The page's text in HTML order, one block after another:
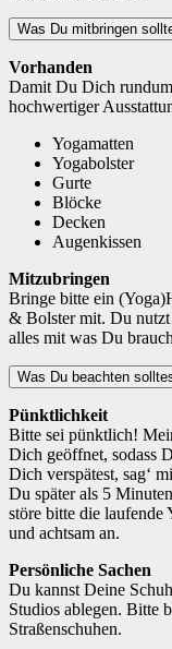
Was Du mitbringen
Vorhanden
Damit Du Dich
hochwertiger
Yogamatten
Yogabolster
Gurte
Blöcke
Decken
Augenkissen
Mitzubringen
Bringe bitte ein
& Bolster mit. Du nutzt
alles mit was Du
Was Du beachten
Pünktlichkeit
Bitte sei pünktlich!
Dich geöffnet, sodass
Dich verspätest, sag‘
Du später als 5
störe bitte die laufende
und achtsam an.
Persönliche Sachen
Du kannst Deine
Studios ablegen. Bitte
Straßenschuhen.